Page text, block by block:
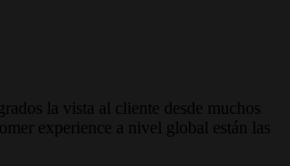
la vista al cliente desde muchos
experience a nivel global están las